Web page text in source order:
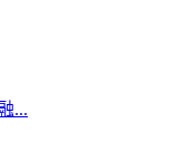
...